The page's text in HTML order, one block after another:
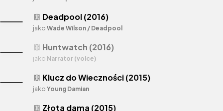
theaters Klucz do Wieczności (2015)
jako Young Damian
theaters Złota dama (2015)
theaters Deadpool (2016)
jako Wade Wilson / Deadpool
theaters Huntwatch (2016)
jako Narrator (voice)